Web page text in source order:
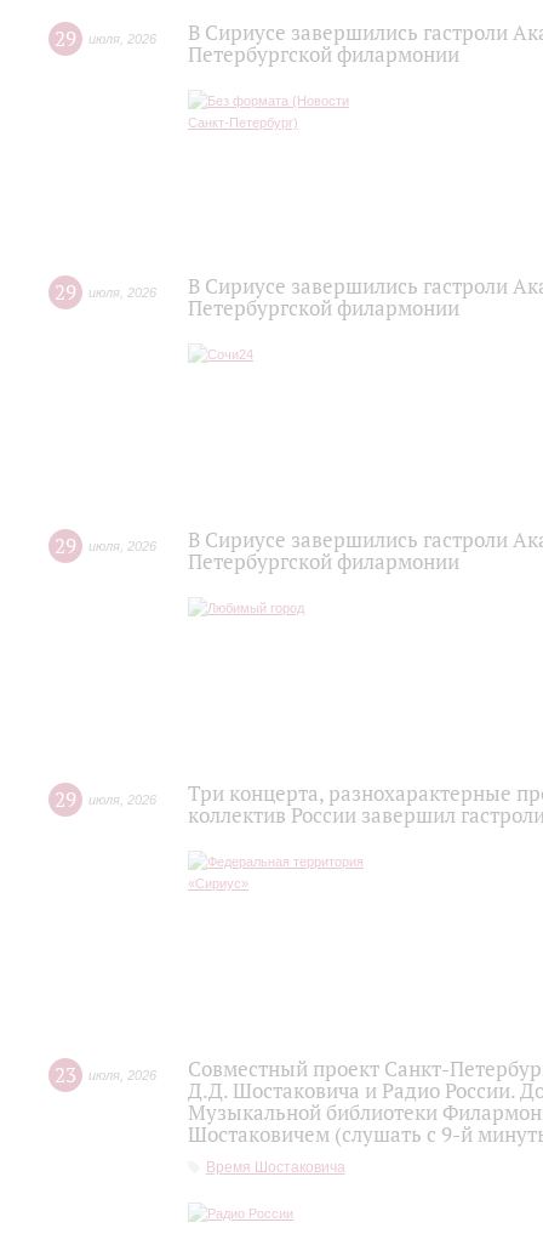
29 июля 2026
В Сириусе завершились гастроли
Петербургской филармонии
29 июля 2026
В Сириусе завершились гастроли
Петербургской филармонии
29 июля 2026
В Сириусе завершились гастроли
Петербургской филармонии
29 июля 2026
Три концерта, разнохарактерные
коллектив России завершил
23 июля 2026
Совместный проект Санкт-
Д.Д. Шостаковича и Радио России.
Музыкальной библиотеки
Шостаковичем (слушать с 9-й
Время Шостаковича